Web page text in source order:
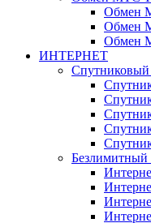
Обмен
Обмен
Обмен
ИНТЕРНЕТ
Спутниковый
Безлимитный